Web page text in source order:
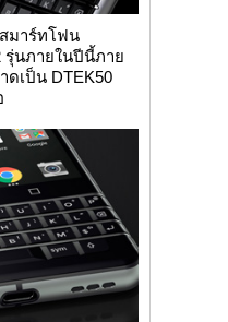
มาร์ทโฟน
รุ่นภายในปีนี้ภาย
ดเป็น DTEK50